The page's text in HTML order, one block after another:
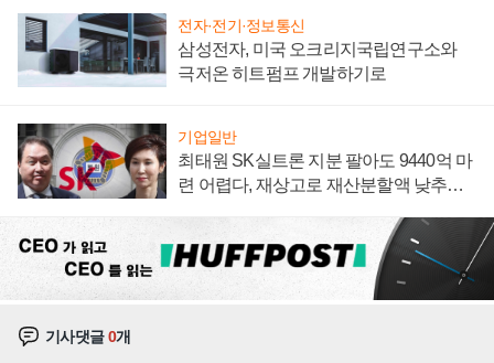
전자·전기·정보통신
삼성전자, 미국 오크리지국립연구소와
극저온 히트펌프 개발하기로
기업일반
최태원 SK실트론 지분 팔아도 9440억 마
련 어렵다, 재상고로 재산분할액 낮추기
기사댓글0개